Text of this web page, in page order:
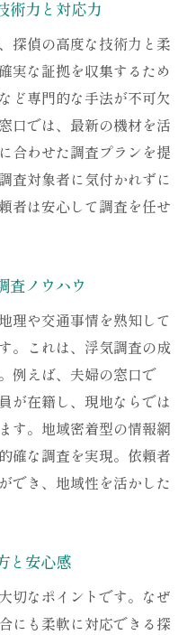
術力と対応力
探偵の高度な技術力と柔
実な証拠を収集するため
ど専門的な手法が不可欠
口では、最新の機材を活
合わせた調査プランを提
査対象者に気付かれずに
者は安心して調査を任せ
査ノウハウ
理や交通事情を熟知して
。これは、浮気調査の成
例えば、夫婦の窓口で
が在籍し、現地ならでは
す。地域密着型の情報網
確な調査を実現。依頼者
でき、地域性を活かした
と安心感
切なポイントです。なぜ
にも柔軟に対応できる探